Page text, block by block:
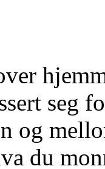
seg
og
du